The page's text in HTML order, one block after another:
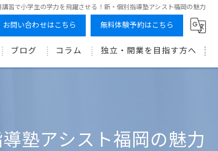
講習で小学生の学力を飛躍させる！新・個別指導塾アシスト福岡の魅力
お問い合わせはこちら 無料体験予約はこちら
ブログ コラム 独立・開業を目指す方へ
塾アシスト福岡の魅力